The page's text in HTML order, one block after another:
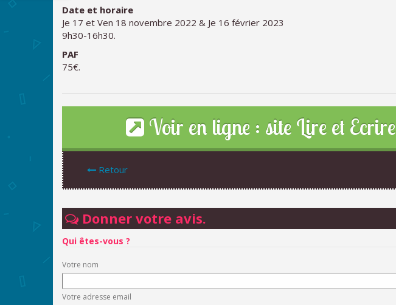
Date et horaire
Je 17 et Ven 18 novembre 2022 & Je 16 février 2023
9h30-16h30.
PAF
75€.
Voir en ligne : site Lire et Ecrire
Retour
Donner votre avis.
Qui êtes-vous ?
Votre nom
Votre adresse email